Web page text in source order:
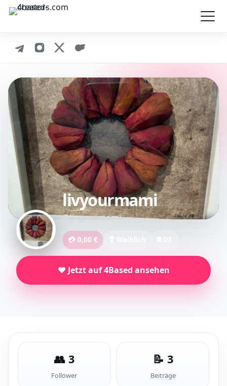
livyourmami
@livyourmami
💳 0,00 €
❤️ Jetzt auf 4Based ansehen
👥 3
Follower
📝 3
Beiträge